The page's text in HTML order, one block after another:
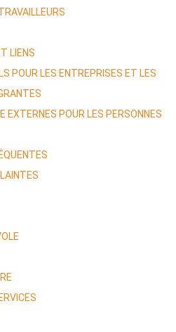
LIENS
POUR LES ENTREPRISES ET LES
EXTERNES POUR LES PERSONNES